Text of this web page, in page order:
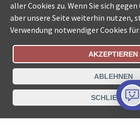
Bestellungsstatus
Datenschutz Impressum
Kontakt
aller Cookies zu. Wenn Sie sich
aber unsere Seite weiterhin nutzen,
Verwendung notwendiger Cookies
AKZEPTIEREN
ABLEHNEN
SCHLIESSEN